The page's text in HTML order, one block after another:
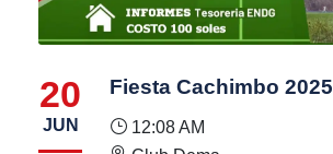
20
JUN
Fiesta Cachimbo 2025
12:08 AM